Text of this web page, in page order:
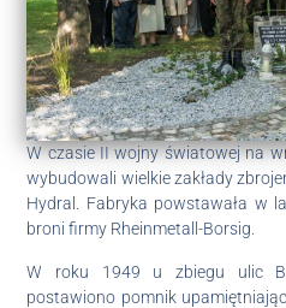
W czasie II wojny światowej na
wybudowali wielkie zakłady
Hydral. Fabryka powstawała w
broni firmy Rheinmetall-Borsig.
W roku 1949 u zbiegu ulic
postawiono pomnik